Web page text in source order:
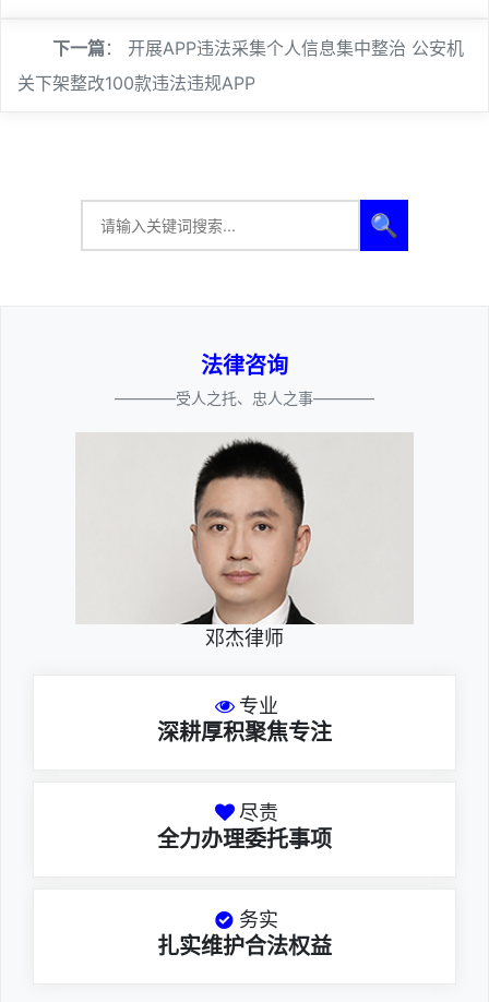
下一篇： 开展APP违法采集个人信息集中整治 公安机
关下架整改100款违法违规APP
🔍
法律咨询
————受人之托、忠人之事————
邓杰律师
专业
深耕厚积聚焦专注
尽责
全力办理委托事项
务实
扎实维护合法权益